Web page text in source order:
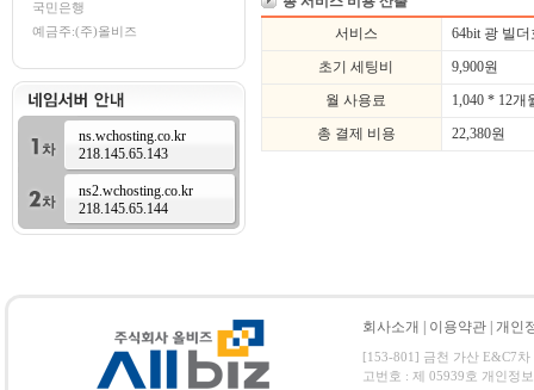
국민은행
예금주:(주)올비즈
ns.wchosting.co.kr
218.145.65.143
ns2.wchosting.co.kr
218.145.65.144
서비스
64bit 광 빌
초기 세팅비
9,900원
월 사용료
1,040 * 12개
총 결제 비용
22,380원
회사소개 이용약관| 개인
[153-801] 금천 가산 E&C7
고번호 : 제 05939호 개인정